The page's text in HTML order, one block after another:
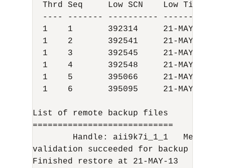
Thrd Seq     Low SCN    Low Time
---- ------- ---------- ---------
1    1       392314     21-MAY-13
1    2       392541     21-MAY-13
1    3       392545     21-MAY-13
1    4       392548     21-MAY-13
1    5       395066     21-MAY-13
1    6       395095     21-MAY-13
List of remote backup files
============================
Handle: aii9k7i_1_1   Media:
validation succeeded for backup piece
Finished restore at 21-MAY-13